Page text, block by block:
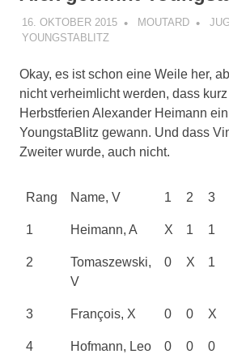
16. OKTOBER 2015 MOUTARD
YOUNGSTABLITZ
Okay, es ist schon eine Weile her,
nicht verheimlicht werden, dass
Herbstferien Alexander Heimann
YoungstaBlitz gewann. Und dass
Zweiter wurde, auch nicht.
Rang Name, V 1 2 3
1 Heimann, A X 1 1
2
Tomaszewski,
V
0 X 1
3 François, X 0 0 X
4 Hofmann, Leo 0 0 0